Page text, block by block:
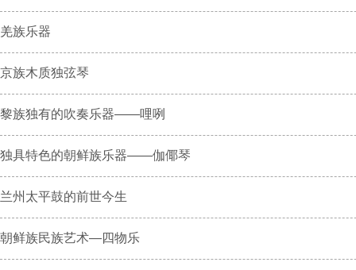
羌族乐器
京族木质独弦琴
黎族独有的吹奏乐器——哩咧
独具特色的朝鲜族乐器——伽倻琴
兰州太平鼓的前世今生
朝鲜族民族艺术—四物乐